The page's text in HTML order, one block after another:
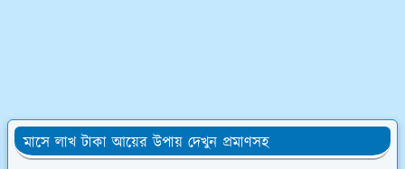
মাসে লাখ টাকা আয়ের উপায় দেখুন প্রমাণসহ